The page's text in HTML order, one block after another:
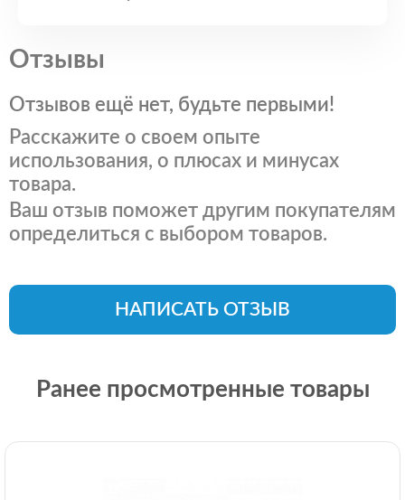
Отзывы
Отзывов ещё нет, будьте первыми!
Расскажите о своем опыте
использования, о плюсах и минусах
товара.
Ваш отзыв поможет другим покупателям
определиться с выбором товаров.
НАПИСАТЬ ОТЗЫВ
Ранее просмотренные товары